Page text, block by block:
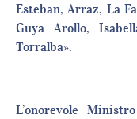
Esteban, Arraz, La
Guya Arollo,
Torralba».
L’onorevole